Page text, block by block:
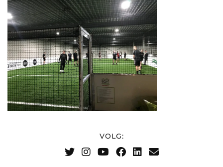
VOLG: